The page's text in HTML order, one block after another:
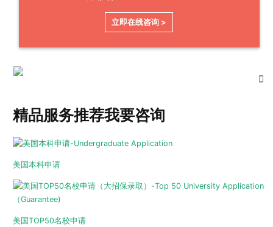
立即在线咨询 >
精品服务推荐我要咨询
美国本科申请
美国TOP50名校申请